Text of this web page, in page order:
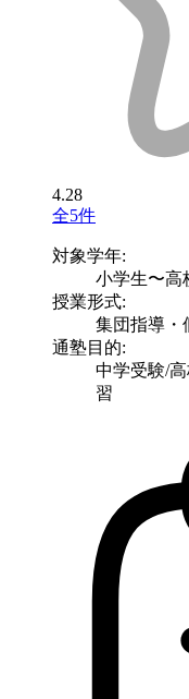
4.28
全5件
対象学年:
小学生〜高
授業形式:
集団指導・
通塾目的:
中学受験/
習